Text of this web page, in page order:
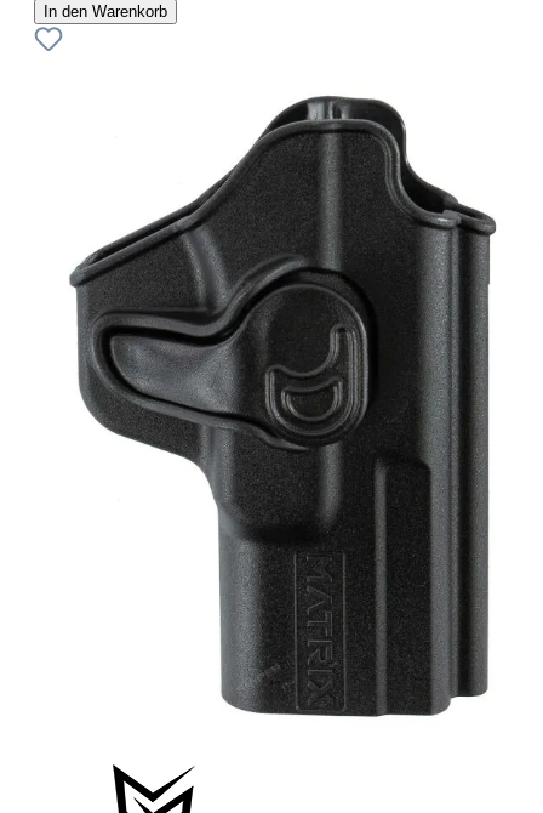
In den Warenkorb